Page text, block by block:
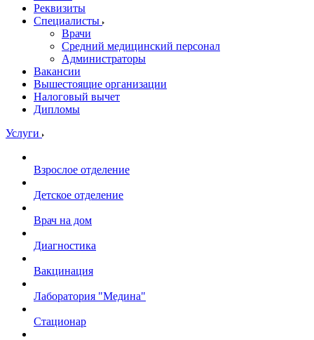
Реквизиты
Специалисты
Врачи
Средний медицинский персонал
Администраторы
Вакансии
Вышестоящие организации
Налоговый вычет
Дипломы
Услуги
Взрослое отделение
Детское отделение
Врач на дом
Диагностика
Вакцинация
Лаборатория "Медина"
Стационар